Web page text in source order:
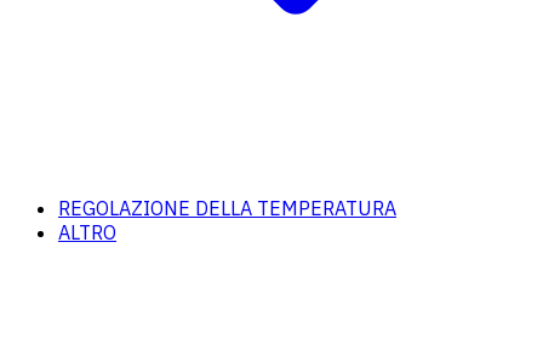
REGOLAZIONE DELLA TEMPERATURA
ALTRO